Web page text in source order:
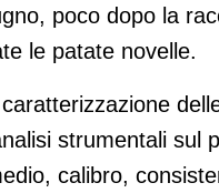
poco dopo la
le patate novelle.
strumentali sul
calibro,